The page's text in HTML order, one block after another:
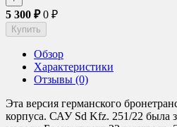
5 300 ₽0 ₽
Обзор
Характеристики
Отзывы (0)
Эта версия германского
корпуса. САУ Sd Kfz. 251/22 была